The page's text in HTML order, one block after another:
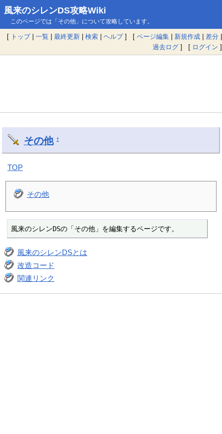
風来のシレンDS攻略Wiki
このページでは「その他」について攻略しています。
[ トップ| 一覧 | 最終更新 | 検索 | ヘルプ] [ ページ編集 | 新規作成 | 差分 |
過去ログ ] [ ログイン ]
その他 †
TOP
その他
風来のシレンDSの「その他」を編集するページです。
風来のシレンDSとは
改造コード
関連リンク